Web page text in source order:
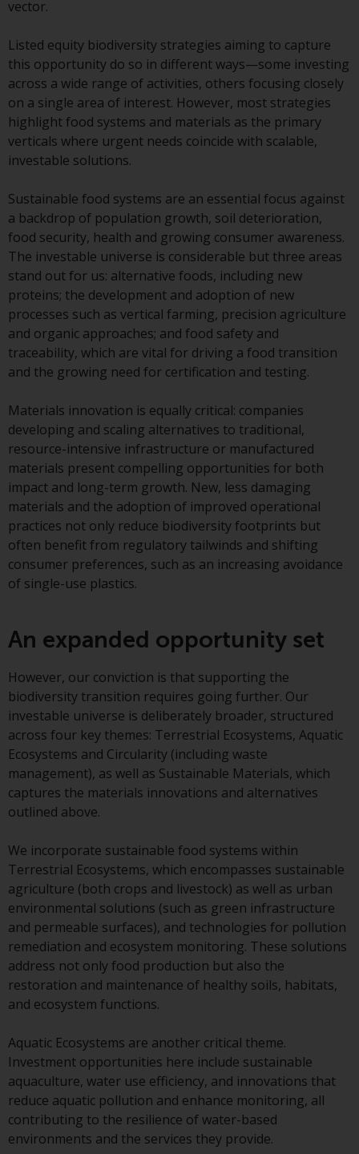
durch die FINMA. Redwheel-
verwaltete Fonds, die nicht von
der FINMA bewilligt wurden,
dürfen in der Schweiz nur
qualifizierten Anlegern im Sinne
von Artikel 10 Absatz 1
angeboten werden. 3 und Abs.
Der Vertreter der von Redwheel
verwalteten Fonds in der Schweiz
ist FIRST INDEPENDENT FUND
SERVICES LTD, Feldeggstrasse 12,
CH-8008 Zürich. Zahlstelle der von
Redwheel verwalteten Fonds in
der Schweiz ist die Helvetische
Bank AG, Seefeldstrasse 215, CH-
8008 Zürich. Der
gleichwertiges Dokument der von
Redwheel verwalteten Fonds, die
Gründungsdokumente, die
Jahresberichte und, sofern von
den jeweiligen von Redwheel
verwalteten Fonds erstellt, die
Halbjahresberichte und/oder das
Basisinformationsblatt (PRIIPs
KID) sind kostenlos erhältlich vom
Vertreter in der Schweiz. In Bezug
ist der Erfüllungsort der
Vertreters. Gerichtsstand ist am
Sitz des Schweizer Vertreters
oder am Sitz oder Wohnsitz des
Anlegers.
Bestimmte Personen haben
möglicherweise Zugang zu
Informationen über Redwheel
Investmentgesellschaft, die als
„Société d’Investissement à
Capital Variable“ nach
luxemburgischem Recht
gegründet wurde. Die Teilfonds
von Redwheel Funds, auf die auf
der Website verwiesen wird,
werden nur durch den aktuellen
Verkaufsprospekt angeboten. Der
vollständigere Informationen
über die Teilfonds, einschließlich
der Anlageziele, Gebühren und
Ausgaben. Der Verkaufsprospekt
und andere Informationen zu den
Teilfonds werden jedoch nicht
vector.
Listed equity biodiversity strategies aiming to capture
this opportunity do so in different ways—some investing
across a wide range of activities, others focusing closely
on a single area of interest. However, most strategies
highlight food systems and materials as the primary
verticals where urgent needs coincide with scalable,
investable solutions.
Sustainable food systems are an essential focus against
a backdrop of population growth, soil deterioration,
food security, health and growing consumer awareness.
The investable universe is considerable but three areas
stand out for us: alternative foods, including new
proteins; the development and adoption of new
processes such as vertical farming, precision agriculture
and organic approaches; and food safety and
traceability, which are vital for driving a food transition
and the growing need for certification and testing.
Materials innovation is equally critical: companies
developing and scaling alternatives to traditional,
resource-intensive infrastructure or manufactured
materials present compelling opportunities for both
impact and long-term growth. New, less damaging
materials and the adoption of improved operational
practices not only reduce biodiversity footprints but
often benefit from regulatory tailwinds and shifting
consumer preferences, such as an increasing avoidance
of single-use plastics.
An expanded opportunity set
However, our conviction is that supporting the
biodiversity transition requires going further. Our
investable universe is deliberately broader, structured
across four key themes: Terrestrial Ecosystems, Aquatic
Ecosystems and Circularity (including waste
management), as well as Sustainable Materials, which
captures the materials innovations and alternatives
outlined above.
We incorporate sustainable food systems within
Terrestrial Ecosystems, which encompasses sustainable
agriculture (both crops and livestock) as well as urban
environmental solutions (such as green infrastructure
and permeable surfaces), and technologies for pollution
remediation and ecosystem monitoring. These solutions
address not only food production but also the
restoration and maintenance of healthy soils, habitats,
and ecosystem functions.
Aquatic Ecosystems are another critical theme.
Investment opportunities here include sustainable
aquaculture, water use efficiency, and innovations that
reduce aquatic pollution and enhance monitoring, all
contributing to the resilience of water-based
environments and the services they provide.